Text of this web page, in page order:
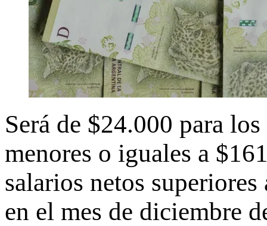
Será de $24.000 para
menores o iguales a
salarios netos
en el mes de diciembre